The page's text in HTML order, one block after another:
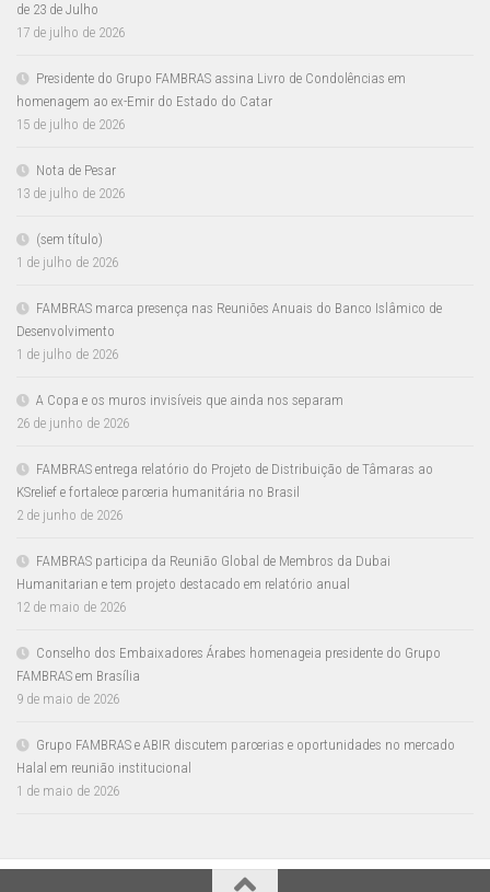
de 23 de Julho
17 de julho de 2026
Presidente do Grupo FAMBRAS assina Livro de Condolências em
homenagem ao ex-Emir do Estado do Catar
15 de julho de 2026
Nota de Pesar
13 de julho de 2026
(sem título)
1 de julho de 2026
FAMBRAS marca presença nas Reuniões Anuais do Banco Islâmico de
Desenvolvimento
1 de julho de 2026
A Copa e os muros invisíveis que ainda nos separam
26 de junho de 2026
FAMBRAS entrega relatório do Projeto de Distribuição de Tâmaras ao
KSrelief e fortalece parceria humanitária no Brasil
2 de junho de 2026
FAMBRAS participa da Reunião Global de Membros da Dubai
Humanitarian e tem projeto destacado em relatório anual
12 de maio de 2026
Conselho dos Embaixadores Árabes homenageia presidente do Grupo
FAMBRAS em Brasília
9 de maio de 2026
Grupo FAMBRAS e ABIR discutem parcerias e oportunidades no mercado
Halal em reunião institucional
1 de maio de 2026